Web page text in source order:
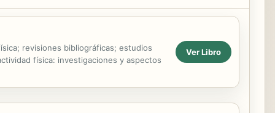
revisiones bibliográficas; estudios
física: investigaciones y aspectos
Ver Libro